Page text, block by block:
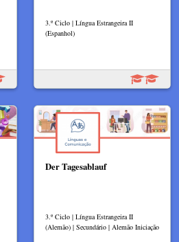
3.º Ciclo | Língua Estrangeira II
(Espanhol)
Der Tagesablauf
3.º Ciclo | Língua Estrangeira II
(Alemão) | Secundário | Alemão Iniciação